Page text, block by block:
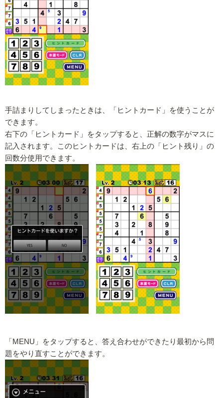
手詰まりしてしまったときは、「ヒントカード」を使うことが
できます。
右下の「ヒントカード」をタップすると、正解の数字がマスに
記入されます。このヒントカードは、右上の「ヒント残り」の
回数分使用できます。
「MENU」をタップすると、答え合わせができたり最初から問
題をやり直すことができます。